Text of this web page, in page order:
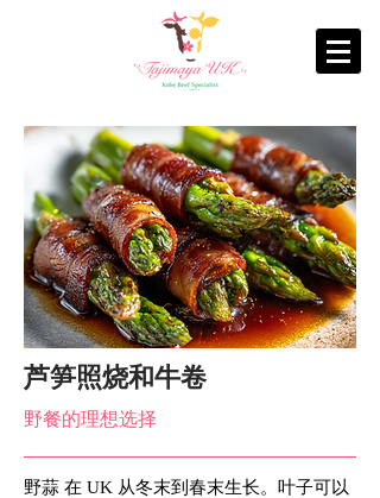
芦笋照烧和牛卷
野餐的理想选择
野蒜 在 UK 从冬末到春末生长。叶子可以